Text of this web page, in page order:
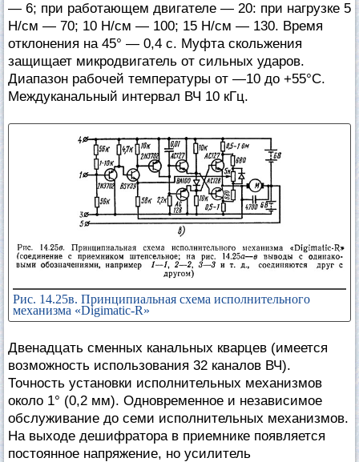
— 6; при работающем двигателе — 20: при нагрузке 5
Н/см — 70; 10 Н/см — 100; 15 Н/см — 130. Время
отклонения на 45° — 0,4 с. Муфта скольжения
защищает микродвигатель от сильных ударов.
Диапазон рабочей температуры от —10 до +55°С.
Междуканальный интервал ВЧ 10 кГц.
Рис. 14.25в. Принципиальная схема исполнительного
механизма «Digimatic-R»
Двенадцать сменных канальных кварцев (имеется
возможность использования 32 каналов ВЧ).
Точность установки исполнительных механизмов
около 1° (0,2 мм). Одновременное и независимое
обслуживание до семи исполнительных механизмов.
На выходе дешифратора в приемнике появляется
постоянное напряжение, но усилитель